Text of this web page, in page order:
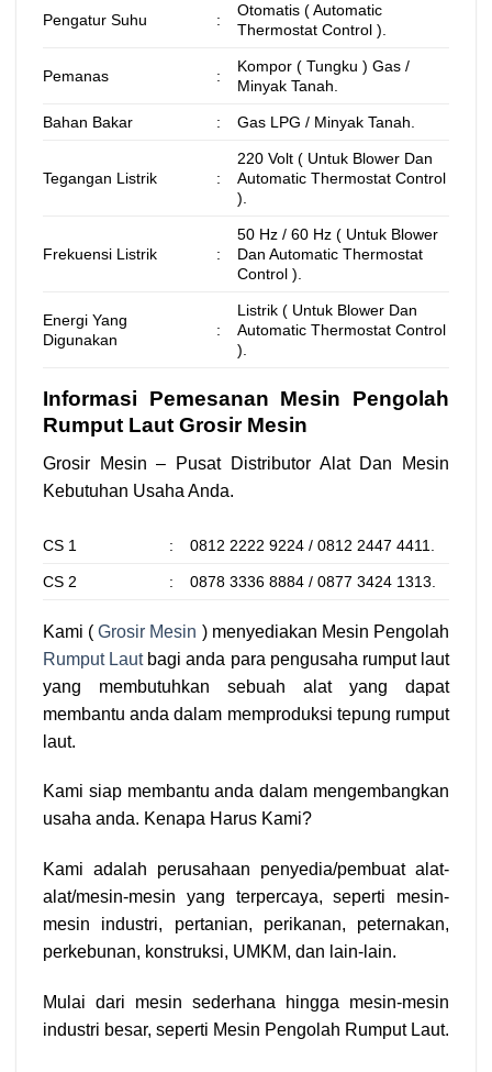
Pengatur Suhu :
Otomatis ( Automatic
Thermostat Control ).
Pemanas :
Kompor ( Tungku ) Gas /
Minyak Tanah.
Bahan Bakar : Gas LPG / Minyak Tanah.
Tegangan Listrik :
220 Volt ( Untuk Blower Dan
Automatic Thermostat Control
).
Frekuensi Listrik :
50 Hz / 60 Hz ( Untuk Blower
Dan Automatic Thermostat
Control ).
Energi Yang
Digunakan
:
Listrik ( Untuk Blower Dan
Automatic Thermostat Control
).
Informasi Pemesanan Mesin Pengolah
Rumput Laut Grosir Mesin
Grosir Mesin – Pusat Distributor Alat Dan Mesin
Kebutuhan Usaha Anda.
CS 1 : 0812 2222 9224 / 0812 2447 4411.
CS 2 : 0878 3336 8884 / 0877 3424 1313.
Kami (Grosir Mesin ) menyediakan Mesin Pengolah
Rumput Lautbagi anda para pengusaha rumput laut
yang membutuhkan sebuah alat yang dapat
membantu anda dalam memproduksi tepung rumput
laut.
Kami siap membantu anda dalam mengembangkan
usaha anda. Kenapa Harus Kami?
Kami adalah perusahaan penyedia/pembuat alat-
alat/mesin-mesin yang terpercaya, seperti mesin-
mesin industri, pertanian, perikanan, peternakan,
perkebunan, konstruksi, UMKM, dan lain-lain.
Mulai dari mesin sederhana hingga mesin-mesin
industri besar, seperti Mesin Pengolah Rumput Laut.